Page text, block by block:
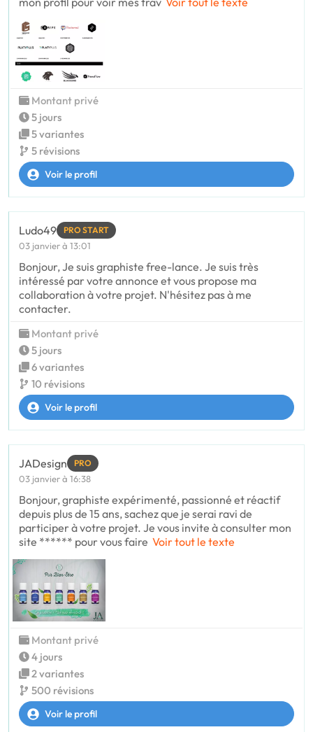
Montant privé
5 jours
5 variantes
5 révisions
Voir le profil
Ludo49 PRO START
03 janvier à 13:01
Bonjour, Je suis graphiste free-lance. Je suis très
intéressé par votre annonce et vous propose ma
collaboration à votre projet. N'hésitez pas à me
contacter.
Montant privé
5 jours
6 variantes
10 révisions
Voir le profil
JADesign PRO
03 janvier à 16:38
Bonjour, graphiste expérimenté, passionné et réactif
depuis plus de 15 ans, sachez que je serai ravi de
participer à votre projet. Je vous invite à consulter mon
site ****** pour vous faire Voir tout le texte
Montant privé
4 jours
2 variantes
500 révisions
Voir le profil